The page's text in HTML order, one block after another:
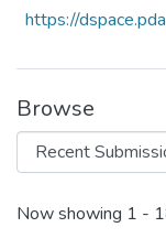
https://
Browse
Recent
Now showing 1 -